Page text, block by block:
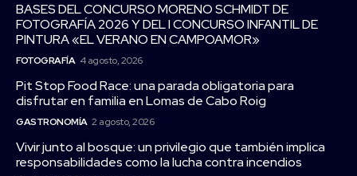
BASES DEL CONCURSO MORENO SCHMIDT DE
FOTOGRAFÍA 2026 Y DEL I CONCURSO INFANTIL DE
PINTURA «EL VERANO EN CAMPOAMOR»
FOTOGRAFÍA 4 agosto, 2026
Pit Stop Food Race: una parada obligatoria para
disfrutar en familia en Lomas de Cabo Roig
GASTRONOMÍA 2 agosto, 2026
Vivir junto al bosque: un privilegio que también implica
responsabilidades como la lucha contra incendios